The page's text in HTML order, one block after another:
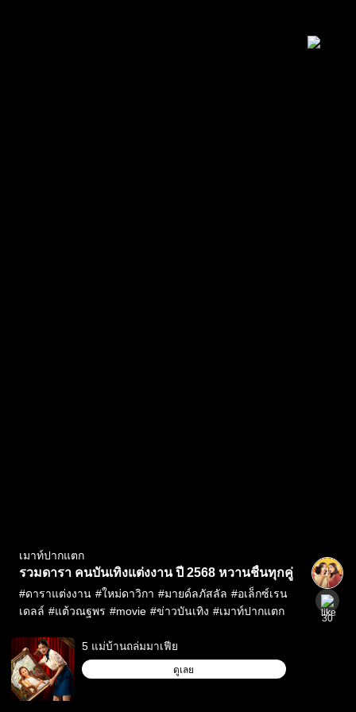
เมาท์ปากแตก
รวมดารา คนบันเทิงแต่งงาน ปี 2568 หวานชื่นทุกคู่
#ดาราแต่งงาน #ใหม่ดาวิกา #มายด์ลภัสลัล #อเล็กซ์เรน
เดลล์ #แต้วณฐพร #movie #ข่าวบันเทิง #เมาท์ปากแตก
5 แม่บ้านถล่มมาเฟีย
ดูเลย
30